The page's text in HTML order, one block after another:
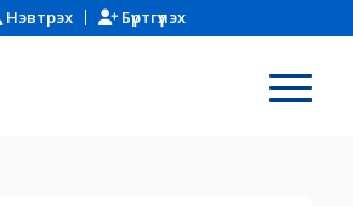
Нэвтрэх Бүртгүүлэх